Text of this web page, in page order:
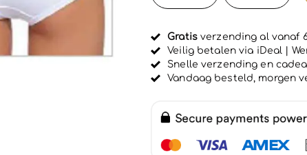
e
d
0
u
i
t
stuks
Katoenen
dames
in
WIT
Gratisverzending al vanaf
Veilig betalen via iDeal |
Snelle verzending en
Vandaag besteld, morgen